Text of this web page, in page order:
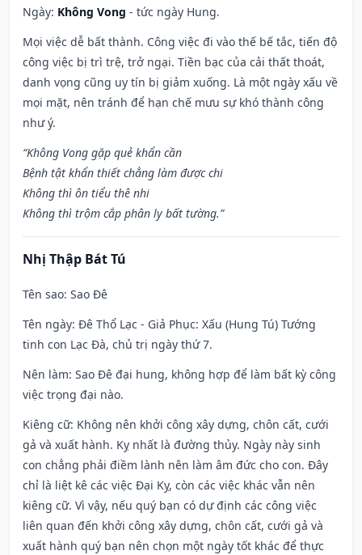
Ngày: Không Vong - tức ngày Hung.
Mọi việc dễ bất thành. Công việc đi vào thế bế tắc, tiến độ
công việc bị trì trệ, trở ngại. Tiền bạc của cải thất thoát,
danh vọng cũng uy tín bị giảm xuống. Là một ngày xấu về
mọi mặt, nên tránh để hạn chế mưu sự khó thành công
như ý.
“Không Vong gặp quẻ khẩn cần
Bệnh tật khẩn thiết chẳng làm được chi
Không thì ôn tiểu thê nhi
Không thì trộm cắp phân ly bất tường.”
Nhị Thập Bát Tú
Tên sao: Sao Đê
Tên ngày: Đê Thổ Lạc - Giả Phục: Xấu (Hung Tú) Tướng
tinh con Lạc Đà, chủ trị ngày thứ 7.
Nên làm: Sao Đê đại hung, không hợp để làm bất kỳ công
việc trọng đại nào.
Kiêng cữ: Không nên khởi công xây dựng, chôn cất, cưới
gả và xuất hành. Kỵ nhất là đường thủy. Ngày này sinh
con chẳng phải điềm lành nên làm âm đức cho con. Đây
chỉ là liệt kê các việc Đại Kỵ, còn các việc khác vẫn nên
kiêng cữ. Vì vậy, nếu quý bạn có dự định các công việc
liên quan đến khởi công xây dựng, chôn cất, cưới gả và
xuất hành quý bạn nên chọn một ngày tốt khác để thực